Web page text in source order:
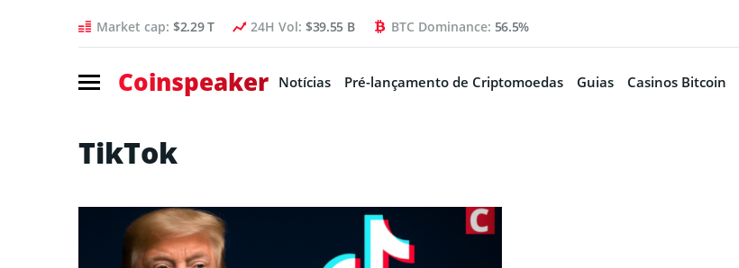
Market cap: $2.29 T 24H Vol: $39.55 B BTC Dominance: 56.5%
Coinspeaker Notícias Pré-lançamento de Criptomoedas Guias Casinos Bitcoin
TikTok